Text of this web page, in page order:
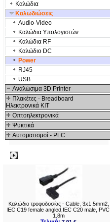
Καλώδια
Καλωδιώσεις
Audio-Video
Καλώδια Υπολογιστών
Καλώδια RF
Καλώδιο DC
Power
RJ45
USB
Αναλώσιμα 3D Printer
Πλακέτες - Breadboard
Ηλεκτρονικά ΚΙΤ
Οπτοηλεκτρονικά
Ψυκτικά
Αυτοματισμοί - PLC
Καλώδιο τροφοδοσίας - Cable, 3x1.5mm2,
IEC C19 female angled,IEC C20 male, PVC,
1.8m